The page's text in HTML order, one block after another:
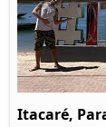
Itacaré,